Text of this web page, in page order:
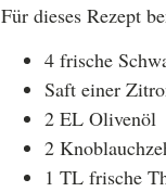
Für dieses Rezept
4 frische
Saft einer
2 EL Olivenöl
2
1 TL frische